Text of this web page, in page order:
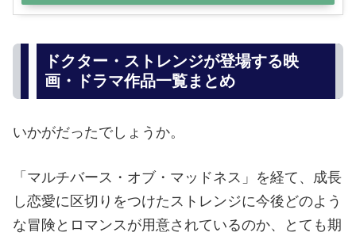
ドクター・ストレンジが登場する映
画・ドラマ作品一覧まとめ
いかがだったでしょうか。
「マルチバース・オブ・マッドネス」を経て、成長
し恋愛に区切りをつけたストレンジに今後どのよう
な冒険とロマンスが用意されているのか、とても期